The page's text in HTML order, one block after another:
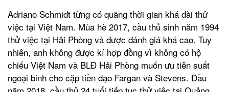
Adriano Schmidt từng có quãng thời gian khá dài thử
việc tại Việt Nam. Mùa hè 2017, cầu thủ sinh năm 1994
thử việc tại Hải Phòng và được đánh giá khá cao. Tuy
nhiên, anh không được kí hợp đồng vì không có hộ
chiếu Việt Nam và BLĐ Hải Phòng muốn ưu tiên suất
ngoại binh cho cặp tiền đạo Fargan và Stevens. Đầu